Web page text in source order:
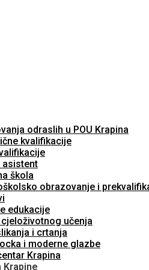
odraslih u POU Krapina
kvalifikacije
asistent
škola
obrazovanje i
edukacije
učenja
i crtanja
i moderne glazbe
Krapina
Krapine